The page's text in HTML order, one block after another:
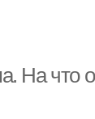
На что